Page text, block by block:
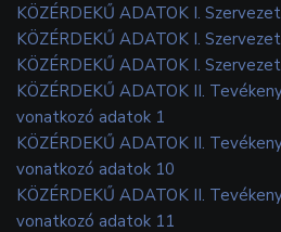
KÖZÉRDEKŰ ADATOK I.
KÖZÉRDEKŰ ADATOK I.
KÖZÉRDEKŰ ADATOK I.
KÖZÉRDEKŰ ADATOK II.
vonatkozó adatok 1
KÖZÉRDEKŰ ADATOK II.
vonatkozó adatok 10
KÖZÉRDEKŰ ADATOK II.
vonatkozó adatok 11